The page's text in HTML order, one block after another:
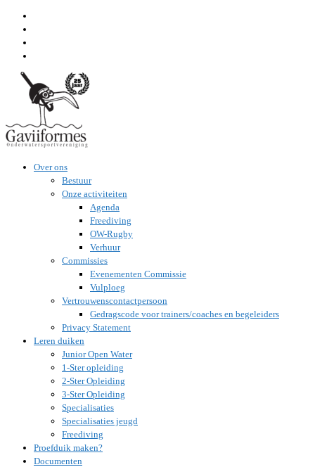
inhoud
Over ons
Bestuur
Onze activiteiten
Agenda
Freediving
OW-Rugby
Verhuur
Commissies
Evenementen Commissie
Vulploeg
Vertrouwenscontactpersoon
Gedragscode voor trainers/coaches en begeleiders
Privacy Statement
Leren duiken
Junior Open Water
1-Ster opleiding
2-Ster Opleiding
3-Ster Opleiding
Specialisaties
Specialisaties jeugd
Freediving
Proefduik maken?
Documenten